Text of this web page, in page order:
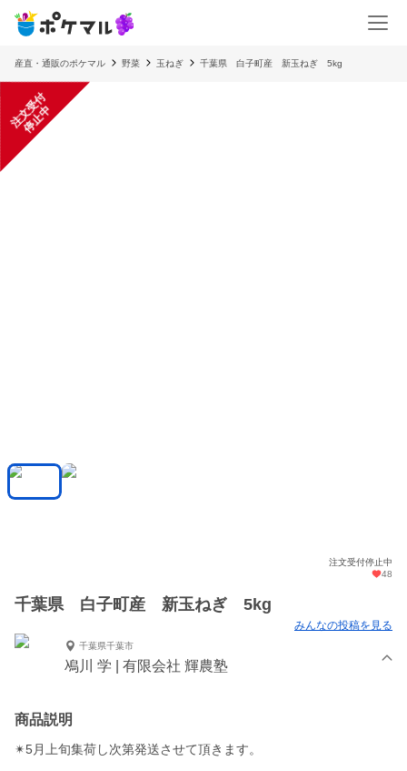
産直・通販のポケマル 野菜 玉ねぎ 千葉県 白子町産 新玉ねぎ 5kg
注
文
受
付
停
止
中
注文受付停止中
48
千葉県 白子町産 新玉ねぎ 5kg
みんなの投稿を見る
千葉県千葉市
鳰川 学 | 有限会社 輝農塾
商品説明
✴︎5月上旬集荷し次第発送させて頂きます。